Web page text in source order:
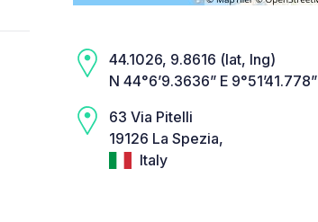
44.1026, 9.8616 (lat, lng)
N 44°6’9.3636” E 9°51’41.778”
63 Via Pitelli
19126 La Spezia,
Italy